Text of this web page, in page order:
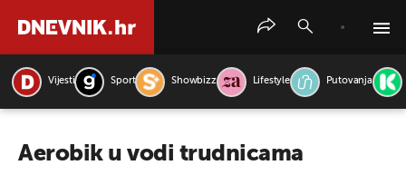
Vijesti Sport Showbizz Lifestyle Putovanja
Aerobik u vodi trudnicama
PRETRAŽITE VIJESTI